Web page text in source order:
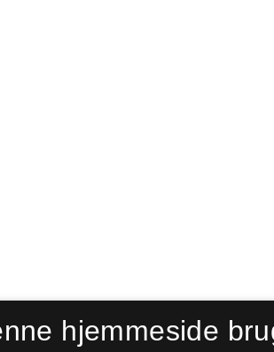
hjemmeside